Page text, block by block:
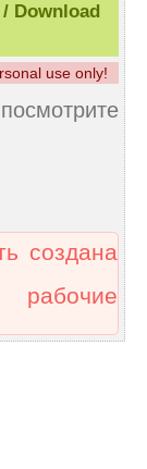
Download
use only!
создана
рабочие